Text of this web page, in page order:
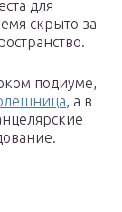
для
скрыто за
подиуме,
, а в